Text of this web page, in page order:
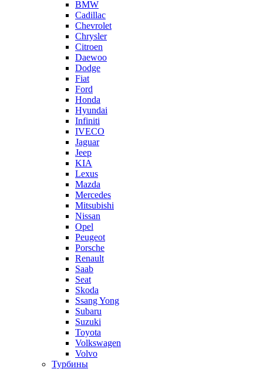
BMW
Cadillac
Chevrolet
Chrysler
Citroen
Daewoo
Dodge
Fiat
Ford
Honda
Hyundai
Infiniti
IVECO
Jaguar
Jeep
KIA
Lexus
Mazda
Mercedes
Mitsubishi
Nissan
Opel
Peugeot
Porsche
Renault
Saab
Seat
Skoda
Ssang Yong
Subaru
Suzuki
Toyota
Volkswagen
Volvo
Турбины